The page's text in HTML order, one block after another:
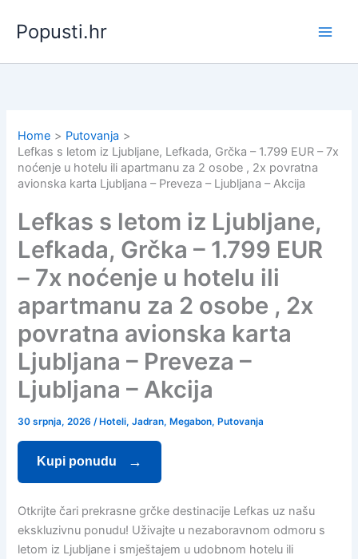
content
Popusti.hr
Home
Putovanja
Lefkas s letom iz Ljubljane, Lefkada, Grčka – 1.799 EUR – 7x
noćenje u hotelu ili apartmanu za 2 osobe , 2x povratna
avionska karta Ljubljana – Preveza – Ljubljana – Akcija
Lefkas s letom iz Ljubljane,
Lefkada, Grčka – 1.799 EUR
– 7x noćenje u hotelu ili
apartmanu za 2 osobe , 2x
povratna avionska karta
Ljubljana – Preveza –
Ljubljana – Akcija
30 srpnja, 2026/ Hoteli,Jadran, Megabon, Putovanja
Kupi ponudu
Otkrijte čari prekrasne grčke destinacije Lefkas uz našu
ekskluzivnu ponudu! Uživajte u nezaboravnom odmoru s
letom iz Ljubljane i smještajem u udobnom hotelu ili